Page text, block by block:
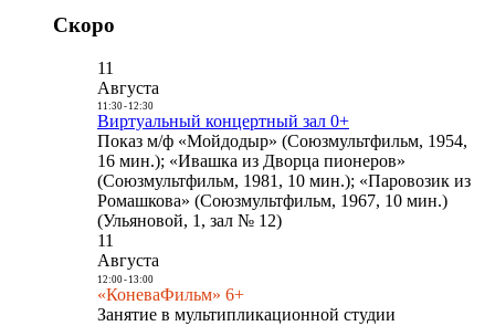
Скоро
11
Августа
11:30- 12:30
Виртуальный концертный зал 0+
Показ м/ф «Мойдодыр» (Союзмультфильм, 1954,
16 мин.); «Ивашка из Дворца пионеров»
(Союзмультфильм, 1981, 10 мин.); «Паровозик из
Ромашкова» (Союзмультфильм, 1967, 10 мин.)
(Ульяновой, 1, зал № 12)
11
Августа
12:00- 13:00
«КоневаФильм» 6+
Занятие в мультипликационной студии